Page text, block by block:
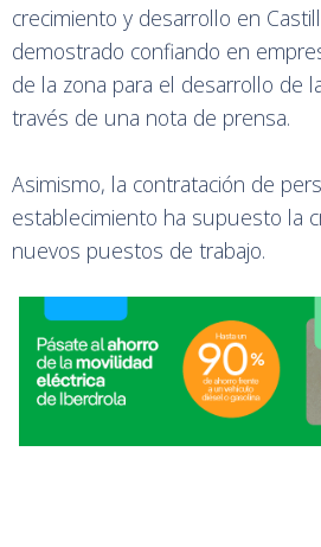
crecimiento y desarrollo en
demostrado confiando en
de la zona para el desarrollo de
través de una nota de prensa.
Asimismo, la contratación de
establecimiento ha supuesto la
nuevos puestos de trabajo.